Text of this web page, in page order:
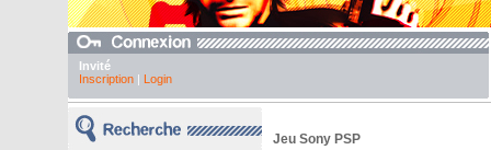
Invité
Inscription| Login
Jeu Sony PSP